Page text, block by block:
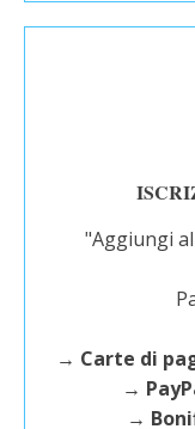
"Aggiungi
→ Carte di
→
→